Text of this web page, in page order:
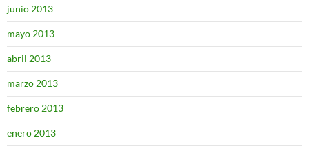
junio 2013
mayo 2013
abril 2013
marzo 2013
febrero 2013
enero 2013